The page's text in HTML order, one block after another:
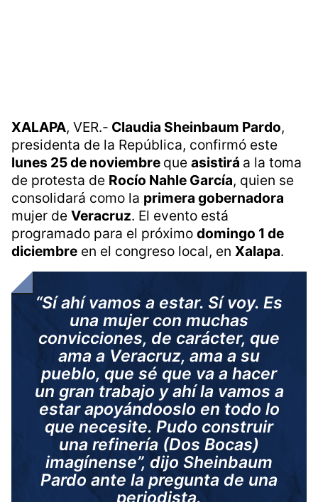
XALAPA, VER.- Claudia Sheinbaum Pardo,
presidenta de la República, confirmó este
lunes 25 de noviembre que asistirá a la toma
de protesta de Rocío Nahle García, quien se
consolidará como la primera gobernadora
mujer de Veracruz. El evento está
programado para el próximo domingo 1 de
diciembre en el congreso local, en Xalapa.
“Sí ahí vamos a estar. Sí voy. Es
una mujer con muchas
convicciones, de carácter, que
ama a Veracruz, ama a su
pueblo, que sé que va a hacer
un gran trabajo y ahí la vamos a
estar apoyándooslo en todo lo
que necesite. Pudo construir
una refinería (Dos Bocas)
imagínense”, dijo Sheinbaum
Pardo ante la pregunta de una
periodista.